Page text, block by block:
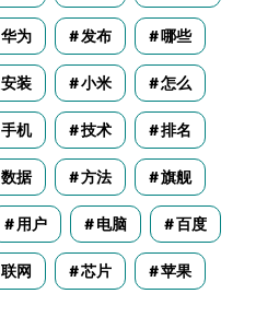
华为 发布 哪些
安装 小米 怎么
手机 技术 排名
数据 方法 旗舰
用户 电脑 百度
联网 芯片 苹果